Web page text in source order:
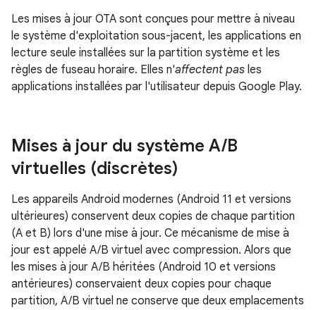
Les mises à jour OTA sont conçues pour mettre à niveau
le système d'exploitation sous-jacent, les applications en
lecture seule installées sur la partition système et les
règles de fuseau horaire. Elles n'affectent pas les
applications installées par l'utilisateur depuis Google Play.
Mises à jour du système A/B
virtuelles (discrètes)
Les appareils Android modernes (Android 11 et versions
ultérieures) conservent deux copies de chaque partition
(A et B) lors d'une mise à jour. Ce mécanisme de mise à
jour est appelé A/B virtuel avec compression. Alors que
les mises à jour A/B héritées (Android 10 et versions
antérieures) conservaient deux copies pour chaque
partition, A/B virtuel ne conserve que deux emplacements